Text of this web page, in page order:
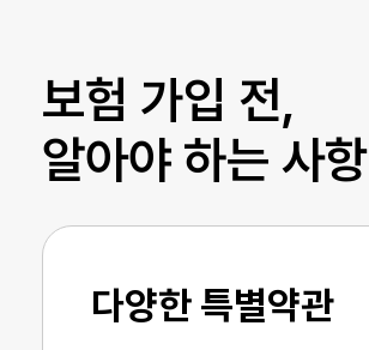
보험 가입 전,
알아야 하는 사항
다양한 특별약관